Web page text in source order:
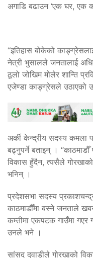
अगाडि बढाउन ‘एक घर, एक
“इतिहास बोकेको
नेत्री भुसालले जनतालाई
ठूलो जोखिम मोलेर शान्ति
एजेण्डा काङ्ग्रेसले उठाएको
अर्की केन्द्रीय सदस्य कमला
बढ्नुपर्ने बताइन् । “काठमाडौँ
विकास हुँदैन, त्यसैले
भनिन् ।
प्रदेशसभा सदस्य
काठमाडौँमा बस्ने जनताले
कम्तीमा एकपटक गाउँमा गएर
उनले भने ।
सांसद दवाडीले गोरखाको